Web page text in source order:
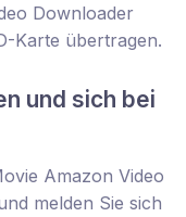
Downloader
Karte übertragen.
und sich bei
Amazon Video
melden Sie sich